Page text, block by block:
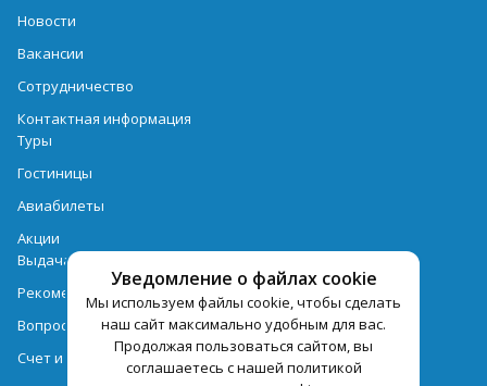
Уведомление о файлах cookie
Мы используем файлы cookie, чтобы сделать
наш сайт максимально удобным для вас.
Продолжая пользоваться сайтом, вы
соглашаетесь с нашей политикой
Новости
Вакансии
Сотрудничество
Контактная информация
Туры
Гостиницы
Авиабилеты
Акции
Выдача документов
Рекомендации
Вопрос-ответ
Счет и оплата